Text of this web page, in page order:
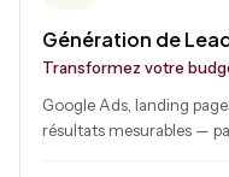
Génération de
Transformez votre
Google Ads, landing
résultats mesurables —